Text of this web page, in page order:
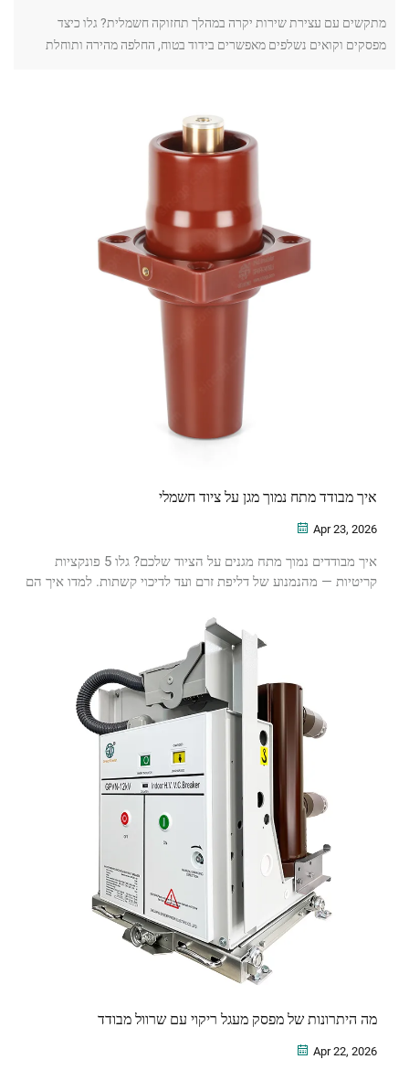
מתקשים עם עצירת שירות יקרה במהלך תחזוקה חשמלית? גלו כיצד
מפסקים וקואים נשלפים מאפשרים בידוד בטוח, החלפה מהירה ותוחלת
איך מבודד מתח נמוך מגן על ציוד חשמלי
Apr 23, 2026
איך מבודדים נמוך מתח מגנים על הציוד שלכם? גלו 5 פונקציות
קריטיות — מהנמנוע של דליפת זרם ועד לדיכוי קשתות. למדו איך הם
מה היתרונות של מפסק מעגל ריקוי עם שרוול מבודד
Apr 22, 2026